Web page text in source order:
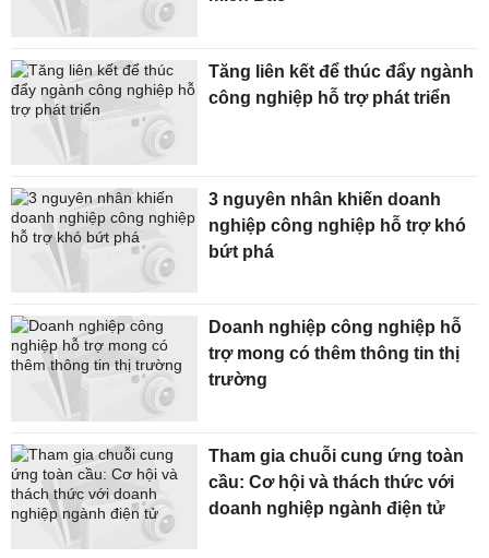
Tăng liên kết để thúc đẩy ngành
công nghiệp hỗ trợ phát triển
3 nguyên nhân khiến doanh
nghiệp công nghiệp hỗ trợ khó
bứt phá
Doanh nghiệp công nghiệp hỗ
trợ mong có thêm thông tin thị
trường
Tham gia chuỗi cung ứng toàn
cầu: Cơ hội và thách thức với
doanh nghiệp ngành điện tử